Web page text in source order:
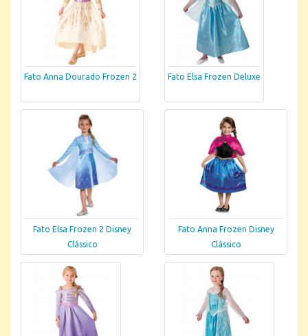
Fato Anna Dourado Frozen 2 Fato Elsa Frozen Deluxe
Fato Elsa Frozen 2 Disney
Clássico
Fato Anna Frozen Disney
Clássico